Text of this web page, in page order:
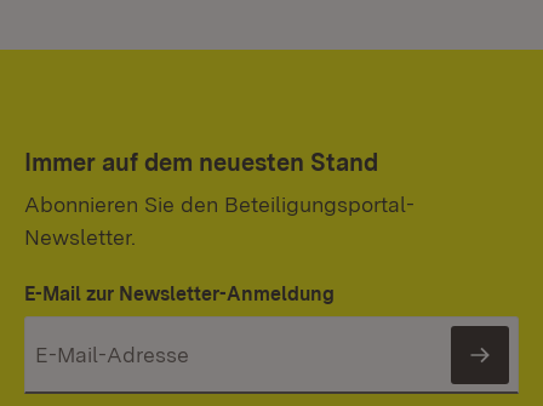
Immer auf dem neuesten Stand
Abonnieren Sie den Beteiligungsportal-
Newsletter.
E-Mail zur Newsletter-Anmeldung